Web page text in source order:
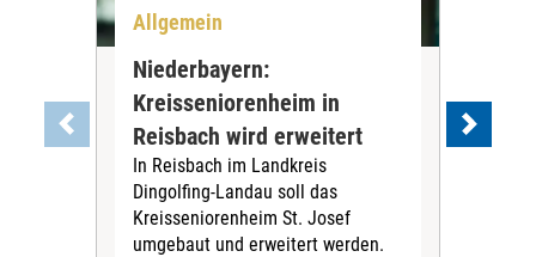
Allgemein
Niederbayern:
Kreisseniorenheim in
Reisbach wird erweitert
In Reisbach im Landkreis
Dingolfing-Landau soll das
Kreisseniorenheim St. Josef
umgebaut und erweitert werden.